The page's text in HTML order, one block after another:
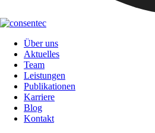
Über uns
Aktuelles
Team
Leistungen
Publikationen
Karriere
Blog
Kontakt